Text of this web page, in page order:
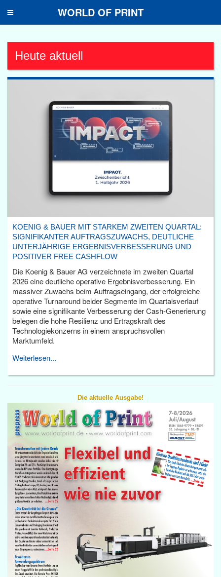
Toggle
WORLD OF PRINT
Heute aktuell
KOENIG & BAUER MIT STARKEM ZWEITEN QUARTAL:
SIGNIFIKANTER AUFTRAGSZUWACHS, DEUTLICHE
UNTERJÄHRIGE ERGEBNISVERBESSERUNG UND
POSITIVER FREE CASHFLOW
Die Koenig & Bauer AG verzeichnete im zweiten Quartal
2026 eine deutliche operative Ergebnisverbesserung. Ein
massiver Zuwachs beim Auftragseingang, der erfolgreiche
operative Turnaround beider Segmente im Quartalsverlauf
sowie eine signifikante Verbesserung der Cash-Generierung
belegen die hohe Resilienz und Ertragskraft des
Technologiekonzerns in einem anspruchsvollen
Marktumfeld.
Weiterlesen...
Die aktuelle Ausgabe!